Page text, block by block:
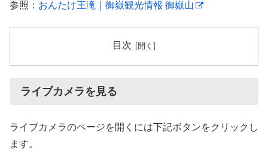
参照： おんたけ王滝｜御嶽観光情報 御嶽山
目次
ライブカメラを見る
ライブカメラのページを開くには下記ボタンをクリックし
ます。